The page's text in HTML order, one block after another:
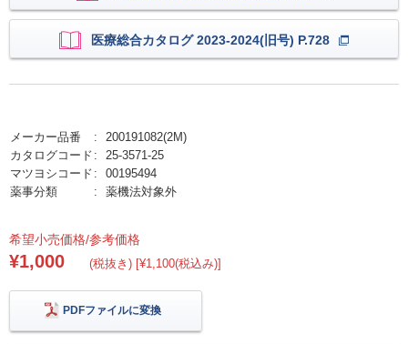
医療総合カタログ 2023-2024(旧号) P.728
メーカー品番
200191082(2M)
カタログコード
25-3571-25
マツヨシコード
00195494
薬事分類
薬機法対象外
希望小売価格/参考価格
¥1,000 (税抜き) [¥1,100(税込み)]
PDFファイルに変換